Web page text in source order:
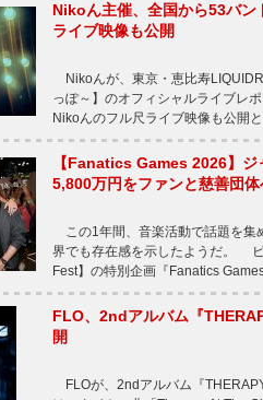
Nikoん主催、全国から53バン
ライブ映像も公開
Nikoんが、東京・恵比寿
っぽ～】のオフィシャルライブレ
Nikoんのフル尺ライブ映像も公
【Fanatics Games 2026】
5,800万円をファンと慈善団
この1年間、音楽活動で話題を集
界でも存在感を示したようだ。
Fest】の特別企画『Fanatics
FLO、2ndアルバム『
開
FLOが、2ndアルバム『